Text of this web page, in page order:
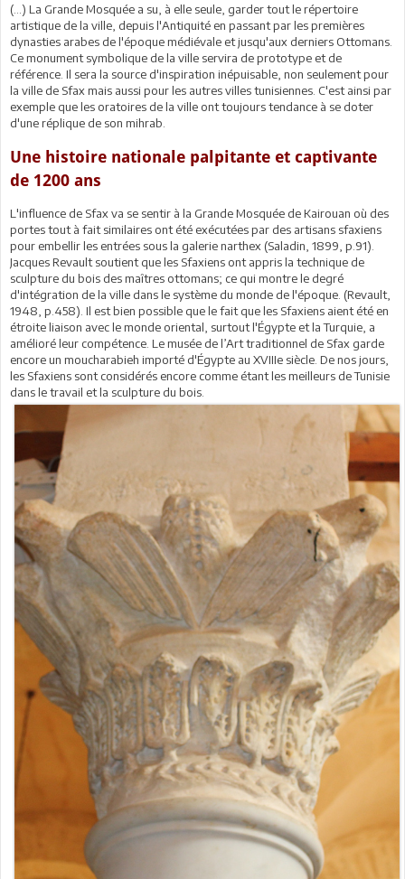
(…) La Grande Mosquée a su, à elle seule, garder tout le répertoire
artistique de la ville, depuis l'Antiquité en passant par les premières
dynasties arabes de l'époque médiévale et jusqu'aux derniers Ottomans.
Ce monument symbolique de la ville servira de prototype et de
référence. Il sera la source d'inspiration inépuisable, non seulement pour
la ville de Sfax mais aussi pour les autres villes tunisiennes. C'est ainsi par
exemple que les oratoires de la ville ont toujours tendance à se doter
d'une réplique de son mihrab.
Une histoire nationale palpitante et captivante
de 1200 ans
L'influence de Sfax va se sentir à la Grande Mosquée de Kairouan où des
portes tout à fait similaires ont été exécutées par des artisans sfaxiens
pour embellir les entrées sous la galerie narthex (Saladin, 1899, p.91).
Jacques Revault soutient que les Sfaxiens ont appris la technique de
sculpture du bois des maîtres ottomans; ce qui montre le degré
d'intégration de la ville dans le système du monde de l'époque. (Revault,
1948, p.458). Il est bien possible que le fait que les Sfaxiens aient été en
étroite liaison avec le monde oriental, surtout l'Égypte et la Turquie, a
amélioré leur compétence. Le musée de l’Art traditionnel de Sfax garde
encore un moucharabieh importé d'Égypte au XVIIIe siècle. De nos jours,
les Sfaxiens sont considérés encore comme étant les meilleurs de Tunisie
dans le travail et la sculpture du bois.